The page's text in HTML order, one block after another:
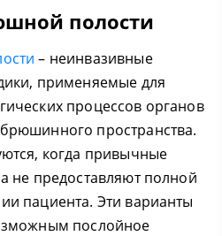
полости
– неинвазивные
применяемые для
процессов органов
пространства.
когда привычные
не предоставляют полной
пациента. Эти варианты
послойное